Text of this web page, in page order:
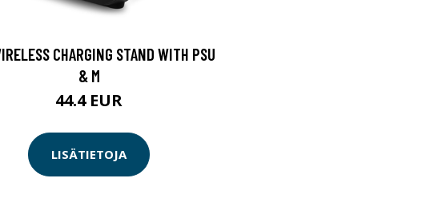
CHARGING STAND WITH PSU
& M
44.4 EUR
LISÄTIETOJA